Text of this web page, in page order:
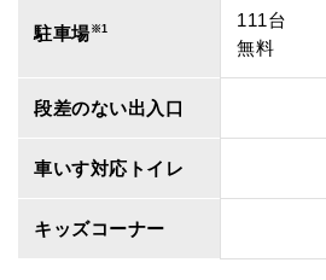
駐車場※1
111台
無料
段差のない出入口
車いす対応トイレ
キッズコーナー